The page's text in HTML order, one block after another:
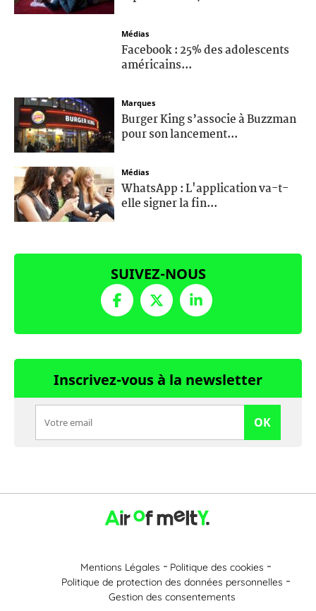
Médias
Facebook : 25% des adolescents
américains...
Marques
Burger King s’associe à Buzzman
pour son lancement...
Médias
WhatsApp : L'application va-t-
elle signer la fin...
SUIVEZ-NOUS
Inscrivez-vous à la newsletter
OK
Mentions Légales
Politique des cookies
Politique de protection des données personnelles
Gestion des consentements